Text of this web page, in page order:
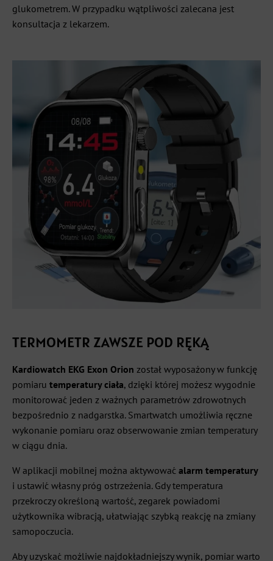
glukometrem. W przypadku wątpliwości zalecana jest
konsultacja z lekarzem.
TERMOMETR ZAWSZE POD RĘKĄ
Kardiowatch EKG Exon Orion został wyposażony w funkcję
pomiaru temperatury ciała, dzięki której możesz wygodnie
monitorować jeden z ważnych parametrów zdrowotnych
bezpośrednio z nadgarstka. Smartwatch umożliwia ręczne
wykonanie pomiaru oraz obserwowanie zmian temperatury
w ciągu dnia.
W aplikacji mobilnej można aktywować alarm temperatury
i ustawić własny próg ostrzeżenia. Gdy temperatura
przekroczy określoną wartość, zegarek powiadomi
użytkownika wibracją, ułatwiając szybką reakcję na zmiany
samopoczucia.
Aby uzyskać możliwie najdokładniejszy wynik, pomiar warto